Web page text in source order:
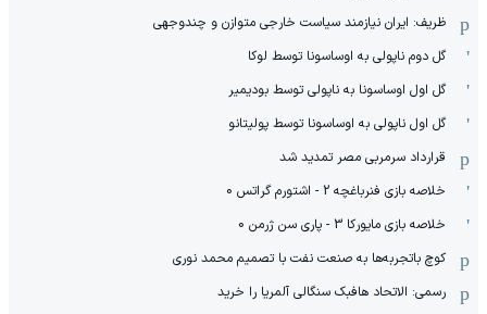
ظریف: ایران نیازمند سیاست خارجی متوازن و چندوجهی
گل دوم ناپولی به اوساسونا توسط لوکا
گل اول اوساسونا به ناپولی توسط بودیمیر
گل اول ناپولی به اوساسونا توسط پولیتانو
قرارداد سرمربی مصر تمدید شد
خلاصه بازی فنرباغچه 2 - اشتورم گراتس 0
خلاصه بازی مایورکا 3 - پاری سن ژرمن 0
کوچ باتجربه‌ها به صنعت نفت با تصمیم محمد نوری
رسمی: الاتحاد هافبک سنگالی آلمریا را خرید